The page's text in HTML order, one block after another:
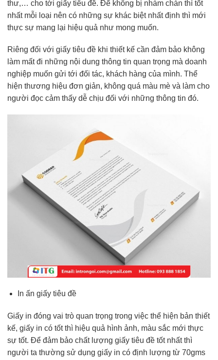
thư,… cho tới giấy tiêu đề. Để không bị nhàm chán thì tốt
nhất mỗi loại nên có những sự khác biệt nhất định thì mới
thực sự mang lại hiệu quả như mong muốn.
Riêng đối với giấy tiêu đề khi thiết kế cần đảm bảo không
làm mất đi những nội dung thông tin quan trọng mà doanh
nghiệp muốn gửi tới đối tác, khách hàng của mình. Thể
hiện thương hiệu đơn giản, không quá màu mè và làm cho
người đọc cảm thấy dễ chịu đối với những thông tin đó.
In ấn giấy tiêu đề
Giấy in đóng vai trò quan trọng trong việc thể hiện bản thiết
kế, giấy in có tốt thì hiệu quả hình ảnh, màu sắc mới thực
sự tốt. Để đảm bảo chất lượng giấy tiêu đề tốt nhất thì
người ta thường sử dụng giấy in có định lượng từ 70gms